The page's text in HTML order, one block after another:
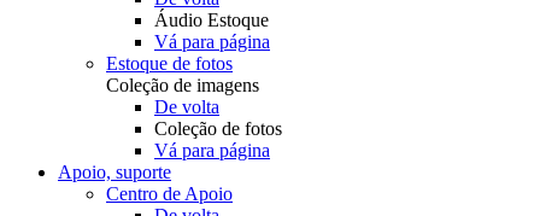
Áudio Estoque
Vá para página
Estoque de fotos
Coleção de imagens
De volta
Coleção de fotos
Vá para página
Apoio, suporte
Centro de Apoio